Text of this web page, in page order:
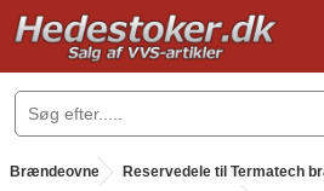
.
Brændeovne .
Reservedele til Termatech